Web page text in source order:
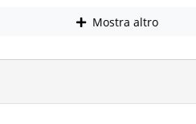
Mostra altro